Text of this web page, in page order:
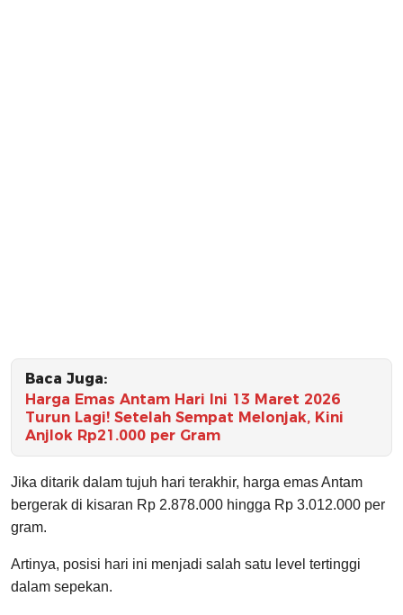
Baca Juga:
Harga Emas Antam Hari Ini 13 Maret 2026
Turun Lagi! Setelah Sempat Melonjak, Kini
Anjlok Rp21.000 per Gram
Jika ditarik dalam tujuh hari terakhir, harga emas Antam
bergerak di kisaran Rp 2.878.000 hingga Rp 3.012.000 per
gram.
Artinya, posisi hari ini menjadi salah satu level tertinggi
dalam sepekan.